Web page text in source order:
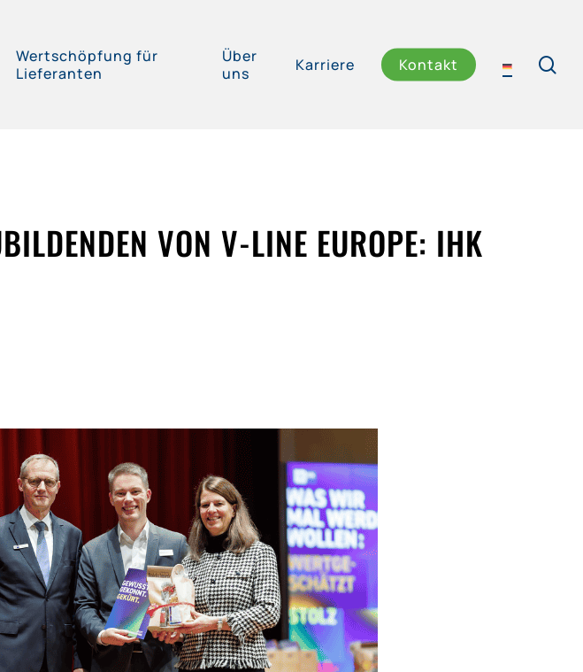
Wertschöpfung für
Lieferanten
Über
uns
Karriere Kontakt
VON V-LINE EUROPE: IHK